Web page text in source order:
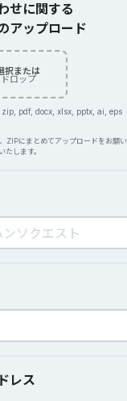
せに関する
アップロード
択または
ロップ
pdf, docx, xlsx, pptx, ai, eps
ZIPにまとめてアップロードをお願い
いたします。
レス